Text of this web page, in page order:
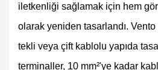
iletkenliği sağlamak için hem
olarak yeniden tasarlandı.
tekli veya çift kablolu yapıda
terminaller, 10 mm²'ye kadar